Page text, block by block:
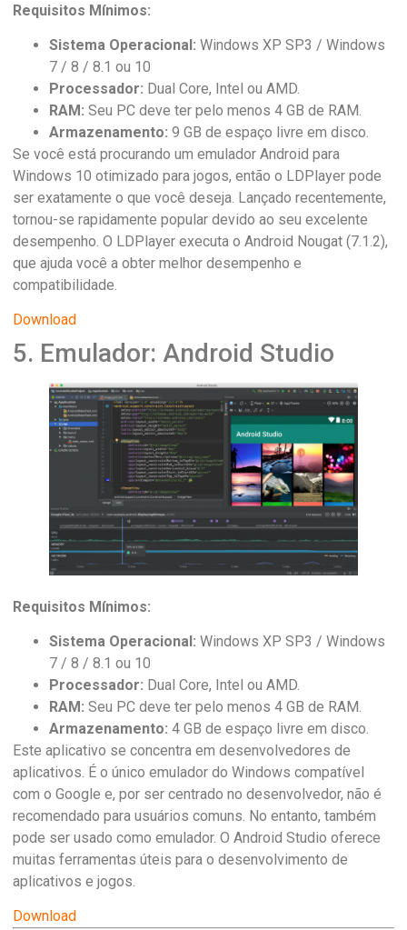
Requisitos Mínimos:
Sistema Operacional: Windows XP SP3 / Windows
7 / 8 / 8.1 ou 10
Processador: Dual Core, Intel ou AMD.
RAM: Seu PC deve ter pelo menos 4 GB de RAM.
Armazenamento: 9 GB de espaço livre em disco.
Se você está procurando um emulador Android para
Windows 10 otimizado para jogos, então o LDPlayer pode
ser exatamente o que você deseja. Lançado recentemente,
tornou-se rapidamente popular devido ao seu excelente
desempenho. O LDPlayer executa o Android Nougat (7.1.2),
que ajuda você a obter melhor desempenho e
compatibilidade.
Download
5. Emulador: Android Studio
Requisitos Mínimos:
Sistema Operacional: Windows XP SP3 / Windows
7 / 8 / 8.1 ou 10
Processador: Dual Core, Intel ou AMD.
RAM: Seu PC deve ter pelo menos 4 GB de RAM.
Armazenamento: 4 GB de espaço livre em disco.
Este aplicativo se concentra em desenvolvedores de
aplicativos. É o único emulador do Windows compatível
com o Google e, por ser centrado no desenvolvedor, não é
recomendado para usuários comuns. No entanto, também
pode ser usado como emulador. O Android Studio oferece
muitas ferramentas úteis para o desenvolvimento de
aplicativos e jogos.
Download